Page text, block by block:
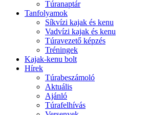
Túranaptár
Tanfolyamok
Síkvízi kajak és kenu
Vadvízi kajak és kenu
Túravezető képzés
Tréningek
Kajak-kenu bolt
Hírek
Túrabeszámoló
Aktuális
Ajánló
Túrafelhívás